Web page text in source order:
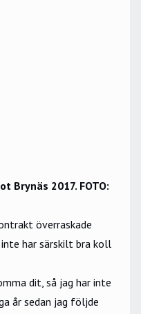
Brynäs 2017. FOTO:
överraskade
har särskilt bra koll
dit, så jag har inte
år sedan jag följde